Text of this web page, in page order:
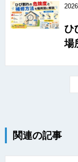
ひ
場
関連の記事